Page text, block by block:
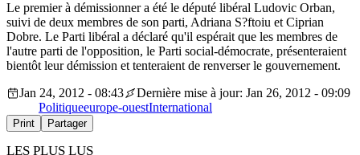
Le premier à démissionner a été le député libéral Ludovic Orban,
suivi de deux membres de son parti, Adriana S?ftoiu et Ciprian
Dobre. Le Parti libéral a déclaré qu'il espérait que les membres de
l'autre parti de l'opposition, le Parti social-démocrate, présenteraient
bientôt leur démission et tenteraient de renverser le gouvernement.
Jan 24, 2012 - 08:43
Dernière mise à jour: Jan 26, 2012 - 09:09
Politiqueeurope-ouestInternational
Print Partager
LES PLUS LUS